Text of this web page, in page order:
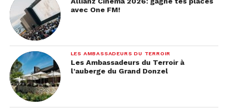
avec One FM!
LES AMBASSADEURS DU TERROIR
Les Ambassadeurs du Terroir à
l’auberge du Grand Donzel